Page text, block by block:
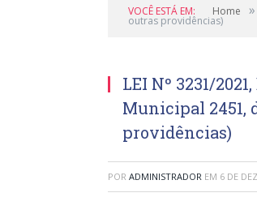
VOCÊ ESTÁ EM: Home »
outras providências)
LEI Nº 3231/
Municipal 2451,
providências)
POR ADMINISTRADOR EM 6 DE